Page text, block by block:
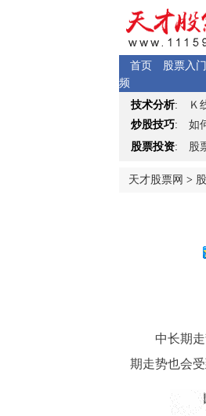
首页 股票入门
频
技术分析: Ｋ
炒股技巧: 如
股票投资: 股
天才股票网 >
中长期走势
期走势也会